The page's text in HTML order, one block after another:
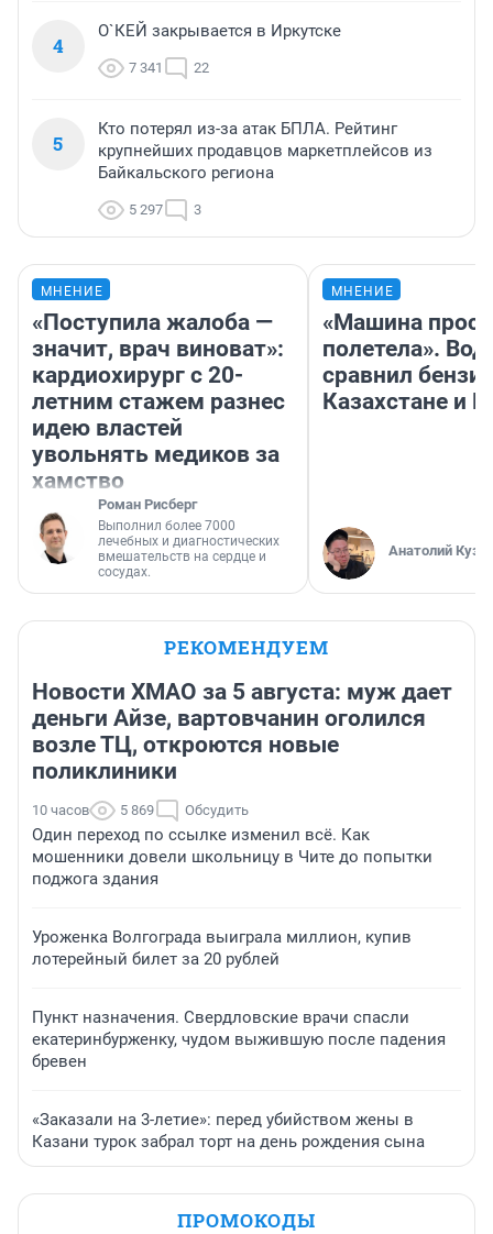
4
О`КЕЙ закрывается в Иркутске
7 341 22
5
Кто потерял из-за атак БПЛА. Рейтинг
крупнейших продавцов маркетплейсов из
Байкальского региона
5 297 3
МНЕНИЕ
«Поступила жалоба —
значит, врач виноват»:
кардиохирург с 20-
летним стажем разнес
идею властей
увольнять медиков за
хамство
Роман Рисберг
Выполнил более 7000
лечебных и диагностических
вмешательств на сердце и
сосудах.
МНЕНИЕ
«Машина
полетела».
сравнил
Казахстане и
Анатолий
РЕКОМЕНДУЕМ
Новости ХМАО за 5 августа: муж дает
деньги Айзе, вартовчанин оголился
возле ТЦ, откроются новые
поликлиники
10 часов 5 869 Обсудить
Один переход по ссылке изменил всё. Как
мошенники довели школьницу в Чите до попытки
поджога здания
Уроженка Волгограда выиграла миллион, купив
лотерейный билет за 20 рублей
Пункт назначения. Свердловские врачи спасли
екатеринбурженку, чудом выжившую после падения
бревен
«Заказали на 3-летие»: перед убийством жены в
Казани турок забрал торт на день рождения сына
ПРОМОКОДЫ